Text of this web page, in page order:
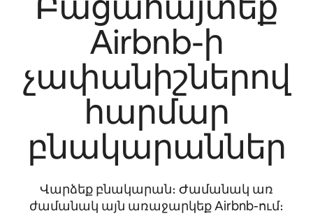
Airbnb-ի
չափանիշներով
հարմար
բնակարաններ
Վարձեք բնակարան։ Ժամանակ առ
ժամանակ այն առաջարկեք Airbnb-ում։